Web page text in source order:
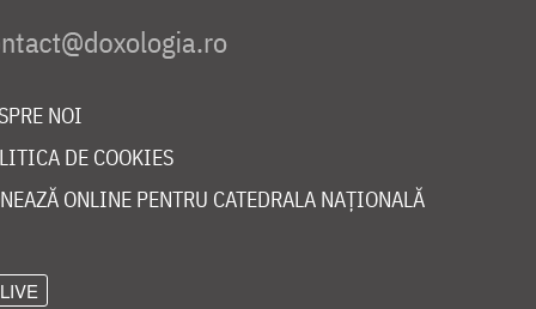
NOI
DE COOKIES
ONLINE PENTRU CATEDRALA NAȚIONALĂ
LIVE